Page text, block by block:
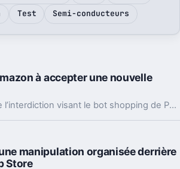
Test Semi-conducteurs
à accepter une nouvelle
La justice d’appel lève l’interdiction visant le bot shopping de Perplexity sur Amazon. Une victoire nette, mais loin d’être la fin du match.
manipulation organisée derrière
Store